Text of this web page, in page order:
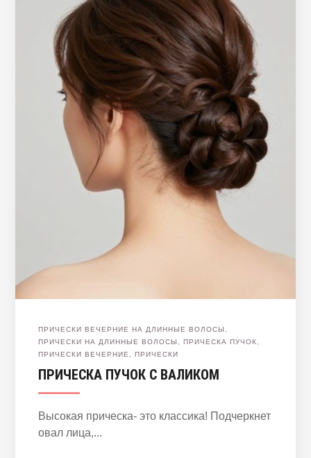
ПРИЧЕСКИ ВЕЧЕРНИЕ НА ДЛИННЫЕ ВОЛОСЫ
ПРИЧЕСКИ НА ДЛИННЫЕ ВОЛОСЫ
ПРИЧЕСКА ПУЧОК
ПРИЧЕСКИ ВЕЧЕРНИЕ
ПРИЧЕСКИ
ПРИЧЕСКА ПУЧОК С ВАЛИКОМ
Высокая прическа- это классика! Подчеркнет
овал лица,...